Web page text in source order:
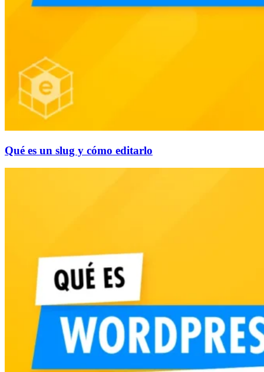
Qué es un slug y cómo editarlo